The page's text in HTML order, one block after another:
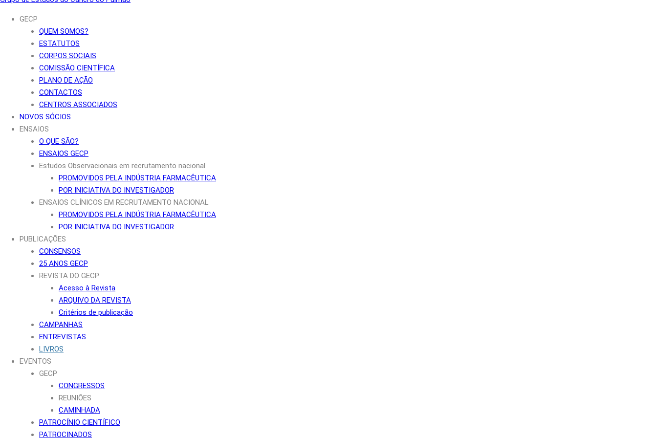
GECP
QUEM SOMOS?
ESTATUTOS
CORPOS SOCIAIS
COMISSÃO CIENTÍFICA
PLANO DE AÇÃO
CONTACTOS
CENTROS ASSOCIADOS
NOVOS SÓCIOS
ENSAIOS
O QUE SÃO?
ENSAIOS GECP
Estudos Observacionais em recrutamento nacional
PROMOVIDOS PELA INDÚSTRIA FARMACÊUTICA
POR INICIATIVA DO INVESTIGADOR
ENSAIOS CLÍNICOS EM RECRUTAMENTO NACIONAL
PROMOVIDOS PELA INDÚSTRIA FARMACÊUTICA
POR INICIATIVA DO INVESTIGADOR
PUBLICAÇÕES
CONSENSOS
25 ANOS GECP
REVISTA DO GECP
Acesso à Revista
ARQUIVO DA REVISTA
Critérios de publicação
CAMPANHAS
ENTREVISTAS
LIVROS
EVENTOS
GECP
CONGRESSOS
REUNIÕES
CAMINHADA
PATROCÍNIO CIENTÍFICO
PATROCINADOS